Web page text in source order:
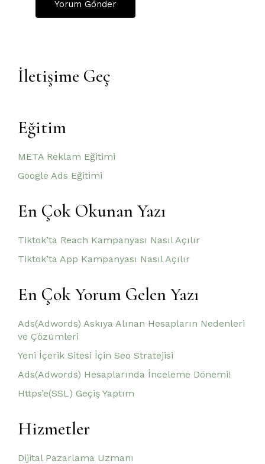
İletişime Geç
Eğitim
META Reklam Eğitimi
Google Ads Eğitimi
En Çok Okunan Yazı
Tiktok’ta Reach Kampanyası Nasıl Açılır
Tiktok’ta App Kampanyası Nasıl Açılır
En Çok Yorum Gelen Yazı
Ads(Adwords) Askıya Alınan Hesapların Nedenleri
ve Çözümleri
Yeni İçerik Sitesi İçin Seo Stratejisi
Ads(Adwords) Hesaplarında İnceleme Dönemi!
Https’e(SSL) Geçiş Yaptım
Hizmetler
Dijital Pazarlama Uzmanı